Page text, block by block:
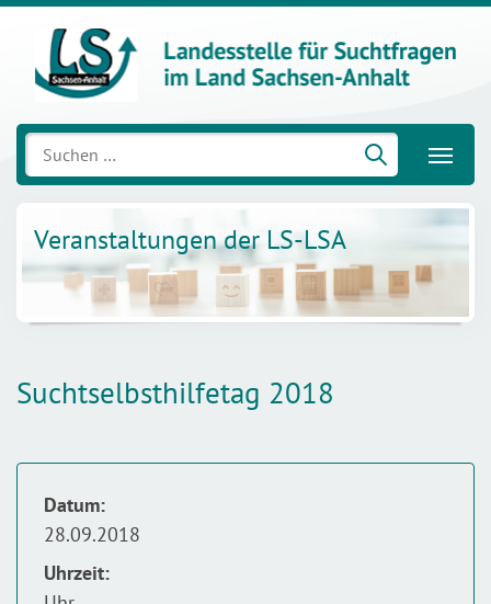
Suchen
nach:
Veranstaltungen der LS-LSA
Suchtselbsthilfetag 2018
Datum:
28.09.2018
Uhrzeit: